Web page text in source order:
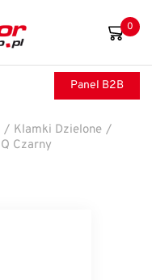
0
Panel B2B
/ Klamki Dzielone /
Czarny